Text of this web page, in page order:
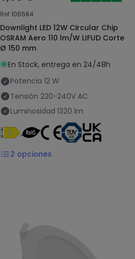
Ref105584
Downlight LED 12W Circular Chip
OSRAM Aero 110 lm/W LIFUD Corte
Ø 150 mm
En Stock, entrega en 24/48h
Potencia 12 W
Tensión 220-240V AC
Luminosidad 1320 lm
2 opciones